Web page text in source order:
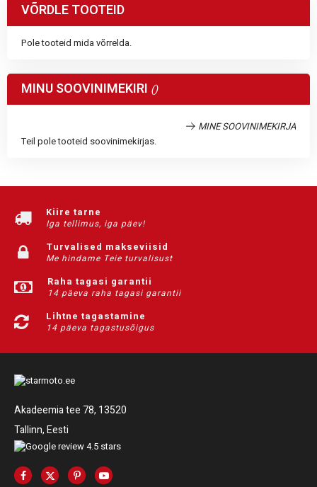
VÕRDLE TOOTEID
Pole tooteid mida võrrelda.
MINU SOOVINIMEKIRI
MINE SOOVINIMEKIRJA
Teil pole tooteid soovinimekirjas.
Kiire tarne
Iga tellimus, iga päev!
Turvalised makseviisid
Me hindame Teie turvalisust
Raha tagasi garantii
14 päeva raha tagasi garantii
Lihtne tagastamine
14 päeva tagastusõigus
Akadeemia tee 78, 13520
Tallinn, Eesti